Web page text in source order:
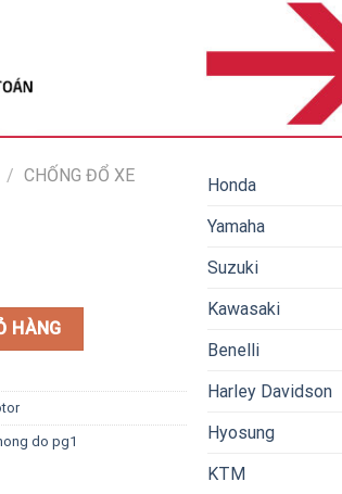
/ CHỐNG ĐỔ XE
HÀNG
do pg1
Honda
Yamaha
Suzuki
Kawasaki
Benelli
Harley Davidson
Hyosung
KTM